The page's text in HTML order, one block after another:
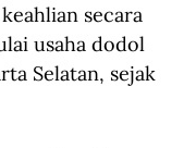
secara
usaha dodol
Selatan, sejak